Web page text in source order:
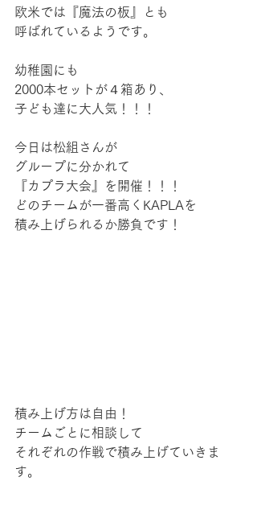
欧米では『魔法の板』とも
呼ばれているようです。
幼稚園にも
2000本セットが４箱あり、
子ども達に大人気！！！
今日は松組さんが
グループに分かれて
『カプラ大会』を開催！！！
どのチームが一番高くKAPLAを
積み上げられるか勝負です！
積み上げ方は自由！
チームごとに相談して
それぞれの作戦で積み上げていきま
す。